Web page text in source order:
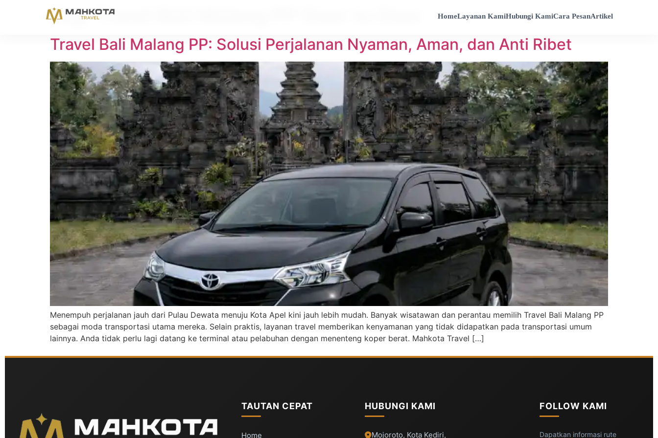
HomeLayanan KamiHubungi KamiCara PesanArtikel
Tag:Travel Bali Malang PP Door to Door
Travel Bali Malang PP: Solusi Perjalanan Nyaman, Aman, dan Anti Ribet
Menempuh perjalanan jauh dari Pulau Dewata menuju Kota Apel kini jauh lebih mudah. Banyak wisatawan dan perantau memilih Travel Bali Malang PP
sebagai moda transportasi utama mereka. Selain praktis, layanan travel memberikan kenyamanan yang tidak didapatkan pada transportasi umum
lainnya. Anda tidak perlu lagi datang ke terminal atau pelabuhan dengan menenteng koper berat. Mahkota Travel […]
TAUTAN CEPAT
Home
HUBUNGI KAMI
Mojoroto, Kota Kediri,
FOLLOW KAMI
Dapatkan informasi rute